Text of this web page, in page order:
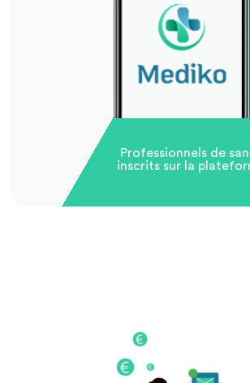
Professionnels de
inscrits sur la